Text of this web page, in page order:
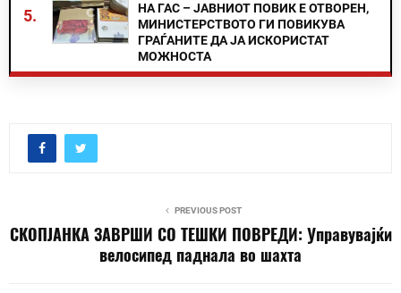
5.
НА ГАС – ЈАВНИОТ ПОВИК Е ОТВОРЕН,
МИНИСТЕРСТВОТО ГИ ПОВИКУВА
ГРАЃАНИТЕ ДА ЈА ИСКОРИСТАТ
МОЖНОСТА
PREVIOUS POST
СКОПЈАНКА ЗАВРШИ СО ТЕШКИ ПОВРЕДИ: Управувајќи
велосипед паднала во шахта